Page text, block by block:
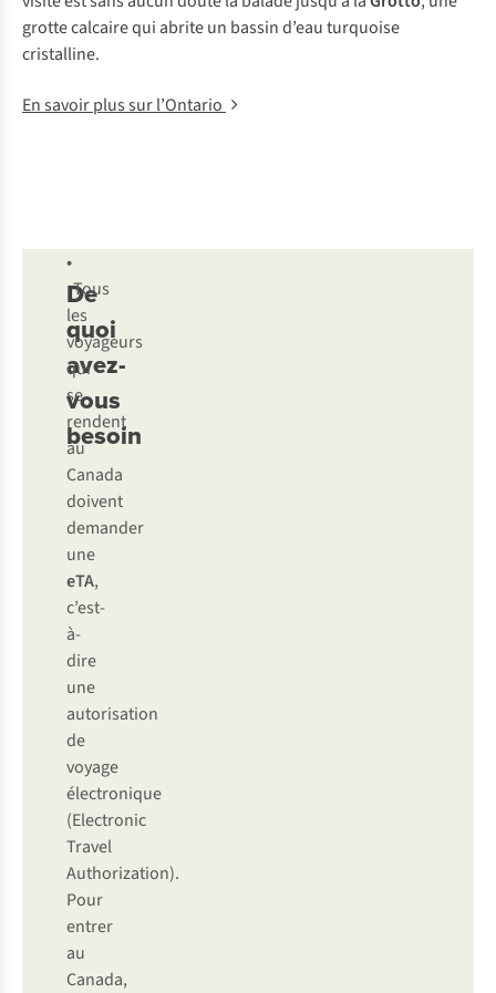
grotte calcaire qui abrite un bassin d’eau turquoise
cristalline.
En savoir plus sur l’Ontario
De
quoi
avez-
vous
besoin
•
Tous
les
voyageurs
qui
se
rendent
au
Canada
doivent
demander
une
eTA,
c’est-
à-
dire
une
autorisation
de
voyage
électronique
(Electronic
Travel
Authorization).
Pour
entrer
au
Canada,